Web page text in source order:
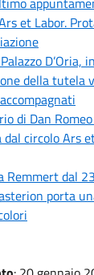
et Labor.
D’Oria,
della tutela
di Dan
circolo Ars
Remmert dal
porta